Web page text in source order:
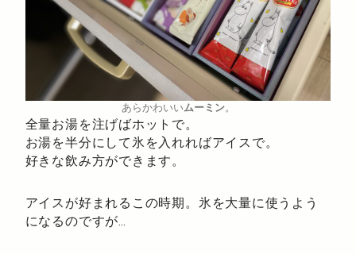
あらかわいいムーミン。
全量お湯を注げばホットで。
お湯を半分にして氷を入れればアイスで。
好きな飲み方ができます。
アイスが好まれるこの時期。氷を大量に使うよう
になるのですが…